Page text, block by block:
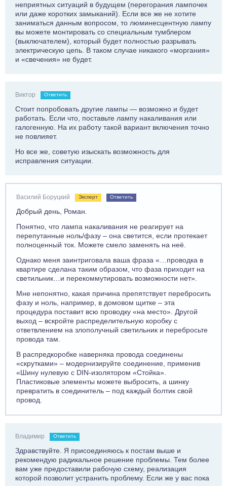
неприятных ситуаций в будущем (перегорания лампочек
или даже коротких замыканий). Если все же не хотите
заниматься данным вопросом, то люминесцентную лампу
вы можете монтировать со специальным тумблером
(выключателем), который будет полностью разрывать
электрическую цепь. В таком случае никакого «моргания»
и «свечения» не будет.
Виктор Ответить
Стоит попробовать другие лампы — возможно и будет
работать. Если что, поставьте лампу накаливания или
галогенную. На их работу такой вариант включения точно
не повлияет.
Но все же, советую изыскать возможность для
исправления ситуации.
Василий Боруцкий Эксперт Ответить
Добрый день, Роман.
Понятно, что лампа накаливания не реагирует на
перепутанные ноль/фазу – она светится, если протекает
полноценный ток. Можете смело заменять на неё.
Однако меня заинтриговала ваша фраза «…проводка в
квартире сделана таким образом, что фаза приходит на
светильник…и перекоммутировать возможности нет».
Мне непонятно, какая причина препятствует перебросить
фазу и ноль, например, в домовом щитке – эта
процедура поставит всю проводку «на место». Другой
выход – вскройте распределительную коробку с
ответвлением на злополучный светильник и перебросьте
провода там.
В распредкоробке наверняка провода соединены
«скрутками» – модернизируйте соединение, применив
«Шину нулевую с DIN-изолятором «Стойка».
Пластиковые элементы можете выбросить, а шинку
превратить в соединитель – под каждый болтик свой
провод.
Владимир Ответить
Здравствуйте. Я присоединяюсь к постам выше и
рекомендую радикальное решение проблемы. Тем более
вам уже предоставили рабочую схему, реализация
которой позволит устранить проблему. Если же у вас пока